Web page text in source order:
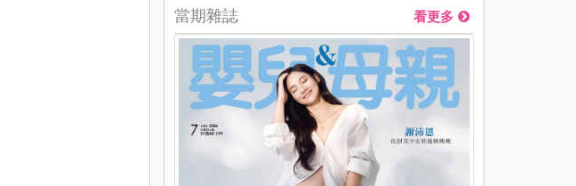
當期雜誌 看更多